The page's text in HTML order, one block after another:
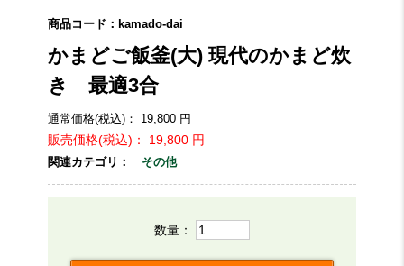
商品コード： kamado-dai
かまどご飯釜(大) 現代のかまど炊
き 最適3合
通常価格(税込)： 19,800円
販売価格(税込)： 19,800円
関連カテゴリ： その他
数量：